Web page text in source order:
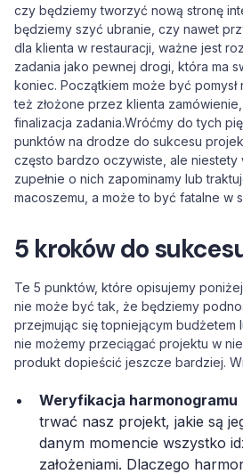
czy będziemy tworzyć nową stronę
będziemy szyć ubranie, czy nawet
dla klienta w restauracji, ważne jest
zadania jako pewnej drogi, która ma
koniec. Początkiem może być
też złożone przez klienta
finalizacja zadania.Wróćmy do tych
punktów na drodze do sukcesu
często bardzo oczywiste, ale niestety
zupełnie o nich zapominamy lub
macoszemu, a może to być fatalne w
5 kroków do
Te 5 punktów, które opisujemy
nie może być tak, że będziemy
przejmując się topniejącym budżetem
nie możemy przeciągać projektu w
produkt dopieścić jeszcze bardziej.
Weryfikacja harmonogramu
trwać nasz projekt, jakie są
danym momencie wszystko
założeniami. Dlaczego